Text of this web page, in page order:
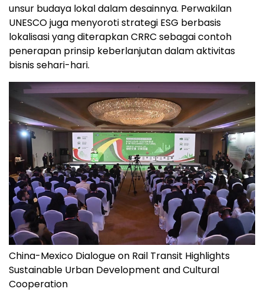
unsur budaya lokal dalam desainnya. Perwakilan
UNESCO juga menyoroti strategi ESG berbasis
lokalisasi yang diterapkan CRRC sebagai contoh
penerapan prinsip keberlanjutan dalam aktivitas
bisnis sehari-hari.
China-Mexico Dialogue on Rail Transit Highlights
Sustainable Urban Development and Cultural
Cooperation